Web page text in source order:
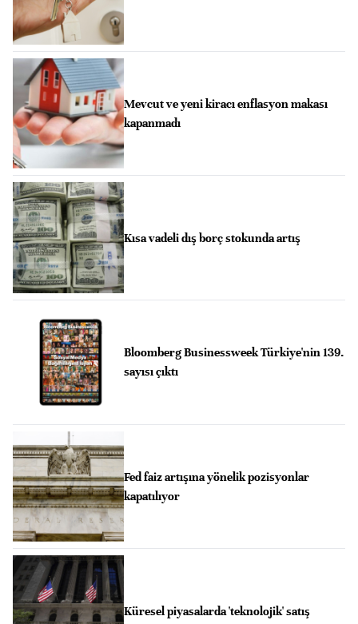
Mevcut ve yeni kiracı enflasyon makası
kapanmadı
Kısa vadeli dış borç stokunda artış
Bloomberg Businessweek Türkiye'nin 139.
sayısı çıktı
Fed faiz artışına yönelik pozisyonlar
kapatılıyor
Küresel piyasalarda 'teknolojik' satış